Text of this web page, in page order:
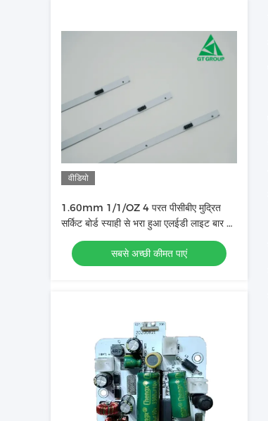
वीडियो
1.60mm 1/1/OZ 4 परत पीसीबीए मुद्रित
सर्किट बोर्ड स्याही से भरा हुआ एलईडी लाइट बार में
इस्तेमाल किया
सबसे अच्छी कीमत पाएं